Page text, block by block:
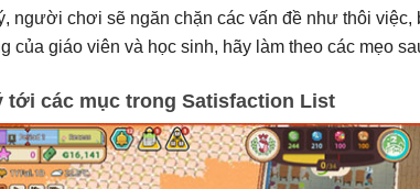
người chơi sẽ ngăn chặn các vấn đề như thôi
của giáo viên và học sinh, hãy làm theo các mẹo
tới các mục trong Satisfaction List